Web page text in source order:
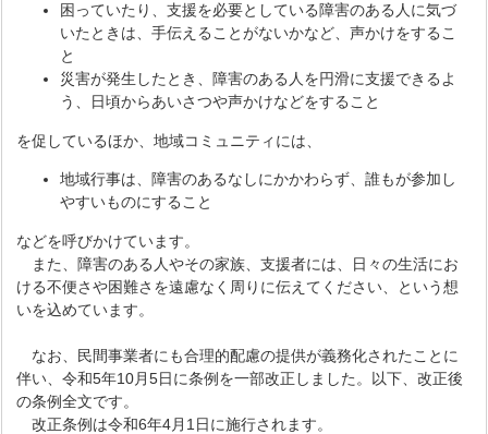
困っていたり、支援を必要としている障害のある人に気づ
いたときは、手伝えることがないかなど、声かけをするこ
と
災害が発生したとき、障害のある人を円滑に支援できるよ
う、日頃からあいさつや声かけなどをすること
を促しているほか、地域コミュニティには、
地域行事は、障害のあるなしにかかわらず、誰もが参加し
やすいものにすること
などを呼びかけています。
また、障害のある人やその家族、支援者には、日々の生活にお
ける不便さや困難さを遠慮なく周りに伝えてください、という想
いを込めています。
なお、民間事業者にも合理的配慮の提供が義務化されたことに
伴い、令和5年10月5日に条例を一部改正しました。以下、改正後
の条例全文です。
改正条例は令和6年4月1日に施行されます。